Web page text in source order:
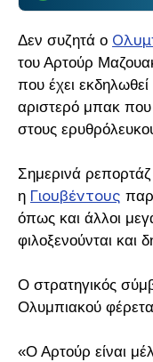
Δεν συζητά ο
του Αρτούρ
που έχει
αριστερό μπακ που
στους
Σημερινά ρεπορτάζ
η Γιουβέντους
όπως και άλλοι
φιλοξενούνται και
Ο στρατηγικός
Ολυμπιακού
«Ο Αρτούρ είναι